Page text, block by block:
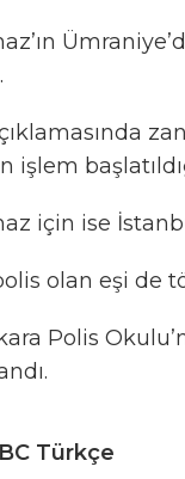
işlem
için ise
polis olan eşi de
Polis
Türkçe